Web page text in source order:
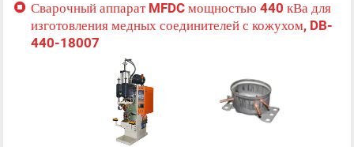
Сварочный аппарат MFDC мощностью 440 кВа для
изготовления медных соединителей с кожухом, DB-
440-18007